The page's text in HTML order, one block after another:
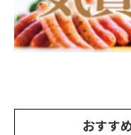
おすす